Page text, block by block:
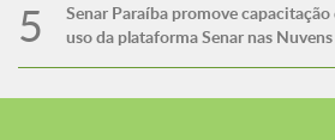
Senar Paraíba promove
uso da plataforma Senar nas Nuvens